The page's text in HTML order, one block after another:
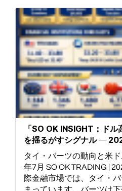
「SO OK INSIGHT：ド
を揺るがすシグナル ―
タイ・バーツの動向と米
年7月 SO OK TRADING |
際金融市場では、タイ・